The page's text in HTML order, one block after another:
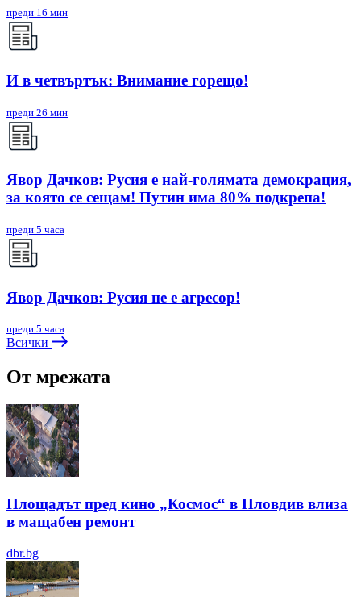
преди 16 мин
И в четвъртък: Внимание горещо!
преди 26 мин
Явор Дачков: Русия е най-голямата демокрация,
за която се сещам! Путин има 80% подкрепа!
преди 5 часа
Явор Дачков: Русия не е агресор!
преди 5 часа
Всички
От мрежата
Площадът пред кино „Космос“ в Пловдив влиза
в мащабен ремонт
dbr.bg